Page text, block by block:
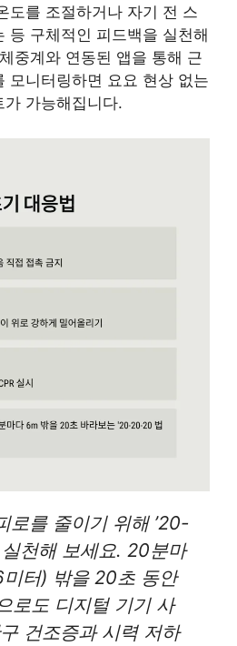
도를 조절하거나 자기 전 스
등 구체적인 피드백을 실천해
중계와 연동된 앱을 통해 근
모니터링하면 요요 현상 없는
가능해집니다.
로를 줄이기 위해 ’20-
천해 보세요. 20분마
터) 밖을 20초 동안
로도 디지털 기기 사
건조증과 시력 저하